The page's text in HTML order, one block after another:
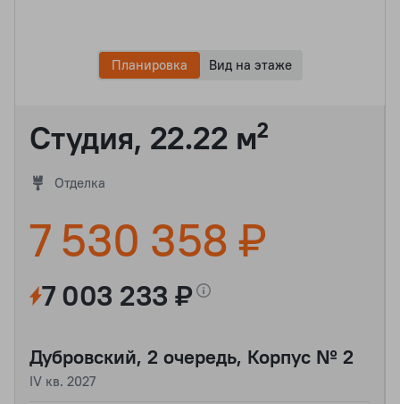
Студия, 22.22 м²
Отделка
7 530 358 ₽
7 003 233 ₽
Дубровский, 2 очередь, Корпус № 2
IV кв. 2027
Планировка Вид на этаже